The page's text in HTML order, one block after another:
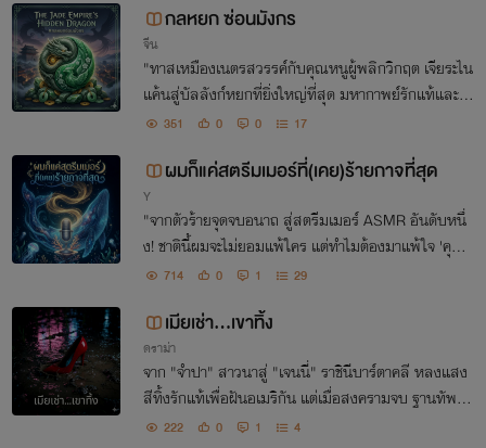
กลหยก ซ่อนมังกร
จีน
"ทาสเหมืองเนตรสวรรค์กับคุณหนูผู้พลิกวิกฤต เจียระไน
แค้นสู่บัลลังก์หยกที่ยิ่งใหญ่ที่สุด มหากาพย์รักแท้และเล่
ห์เหลี่ยมมังกรเร้นกายที่มั่นคงดั่งศิลาพันปี"
351 0 0 17
ผมก็แค่สตรีมเมอร์ที่(เคย)ร้ายกาจที่สุด
Y
"จากตัวร้ายจุดจบอนาถ สู่สตรีมเมอร์ ASMR อันดับหนึ่
ง! ชาตินี้ผมจะไม่ยอมแพ้ใคร แต่ทำไมต้องมาแพ้ใจ 'คุณว
าฬ' สายเปย์คนนี้ด้วยเนี่ย!"
714 0 1 29
เมียเช่า...เขาทิ้ง
ดราม่า
จาก "จำปา" สาวนาสู่ "เจนนี่" ราชินีบาร์ตาคลี หลงแสง
สีทิ้งรักแท้เพื่อฝันอเมริกัน แต่เมื่อสงครามจบ ฐานทัพปิด
ฝันสลาย... เหลือเพียงรอยน้ำตาและทางกลับบ้านที่แส
222 0 1 4